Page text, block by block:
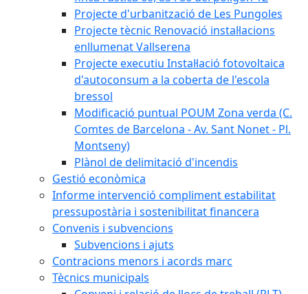
Projecte d'urbanització de Les Pungoles
Projecte tècnic Renovació instal·lacions
enllumenat Vallserena
Projecte executiu Instal·lació fotovoltaica
d'autoconsum a la coberta de l'escola
bressol
Modificació puntual POUM Zona verda (C.
Comtes de Barcelona - Av. Sant Nonet - Pl.
Montseny)
Plànol de delimitació d'incendis
Gestió econòmica
Informe intervenció compliment estabilitat
pressupostària i sostenibilitat financera
Convenis i subvencions
Subvencions i ajuts
Contracions menors i acords marc
Tècnics municipals